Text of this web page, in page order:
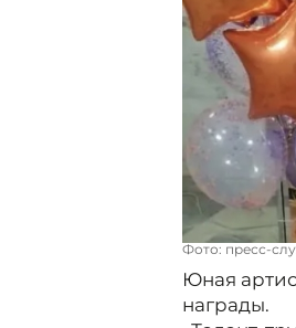
Фото: пресс-
Юная
награды.